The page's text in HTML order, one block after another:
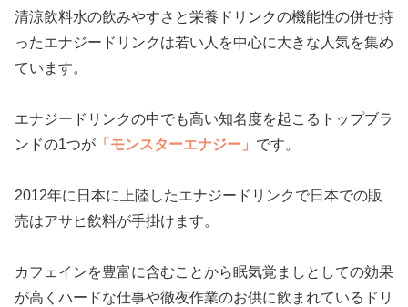
清涼飲料水の飲みやすさと栄養ドリンクの機能性の併せ持
ったエナジードリンクは若い人を中心に大きな人気を集め
ています。
エナジードリンクの中でも高い知名度を起こるトップブラ
ンドの1つが 「モンスターエナジー」 です。
2012年に日本に上陸したエナジードリンクで日本での販
売はアサヒ飲料が手掛けます。
カフェインを豊富に含むことから眠気覚ましとしての効果
が高くハードな仕事や徹夜作業のお供に飲まれているドリ